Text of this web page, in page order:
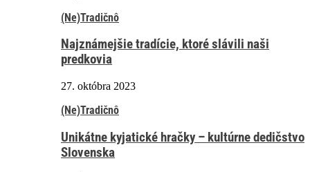
(Ne)Tradičnô
Najznámejšie tradície, ktoré slávili naši
predkovia
27. októbra 2023
(Ne)Tradičnô
Unikátne kyjatické hračky – kultúrne dedičstvo
Slovenska